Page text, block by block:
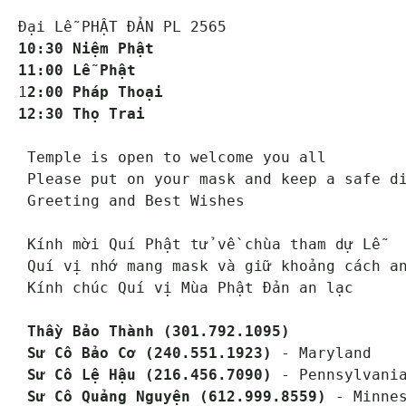
10:30 Niệm Phật
11:00 Lễ Phật
12:00 Pháp Thoại
12:30 Thọ Trai
Thầy Bảo Thành (301.792.1095)
Sư Cô Bảo Cơ (240.551.1923)
- Maryland
Sư Cô Lệ Hậu (216.456.7090)
- Pennsylvania
Sư Cô Quảng Nguyện (612.999.8559)
-